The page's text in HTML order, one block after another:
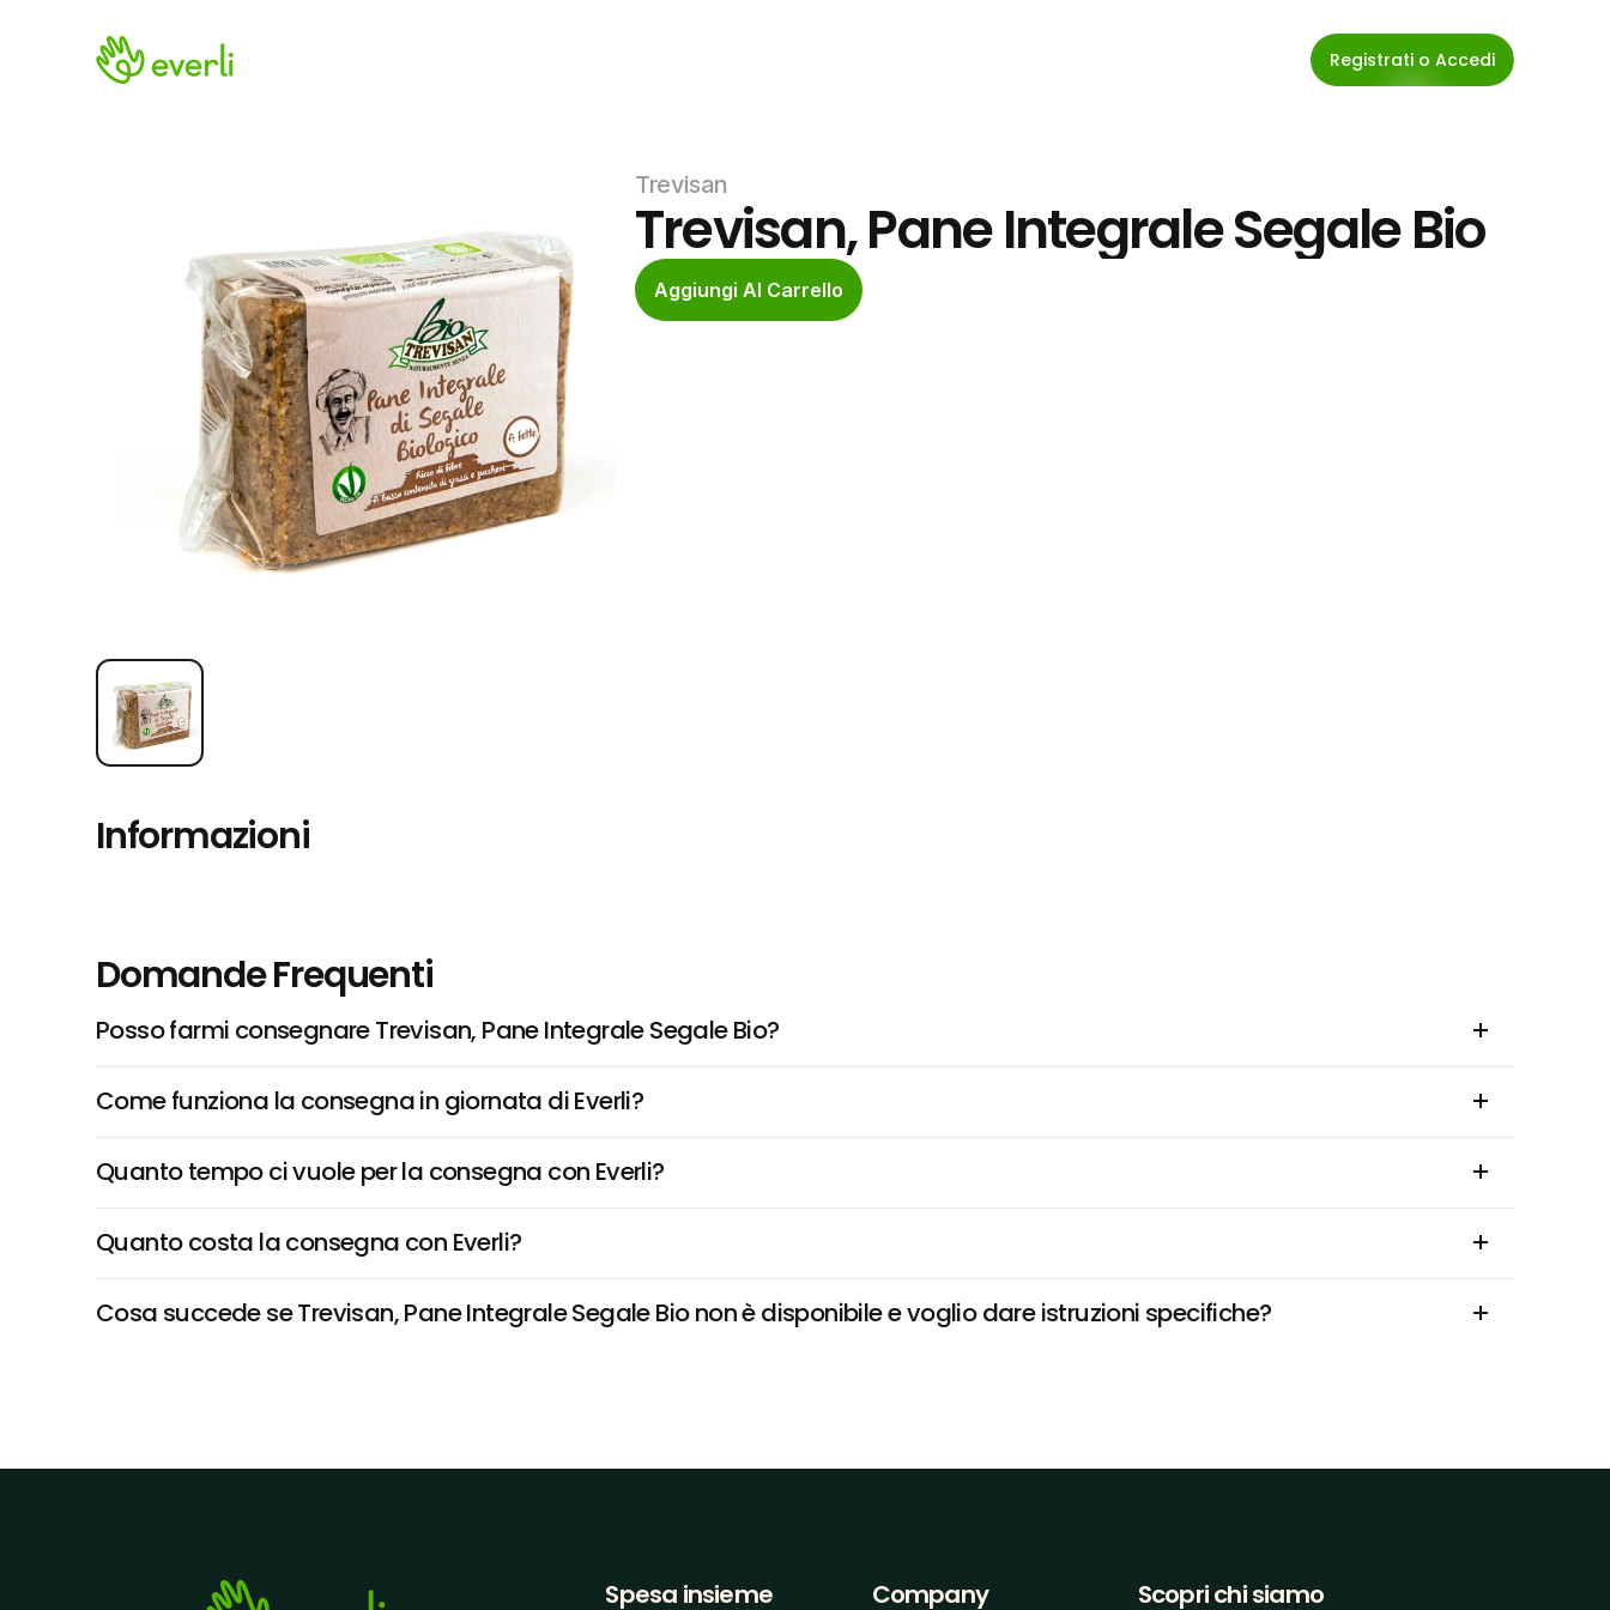
Registrati o Accedi
Trevisan
Trevisan, Pane Integrale Segale Bio
Aggiungi Al Carrello
Informazioni
Domande Frequenti
Posso farmi consegnare Trevisan, Pane Integrale Segale Bio?
Come funziona la consegna in giornata di Everli?
Quanto tempo ci vuole per la consegna con Everli?
Quanto costa la consegna con Everli?
Cosa succede se Trevisan, Pane Integrale Segale Bio non è disponibile e voglio dare istruzioni specifiche?
Spesa insieme Company Scopri chi siamo